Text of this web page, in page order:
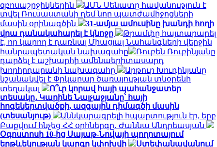
զբոսաշրջիկներին
ԱՄՆ Սենատը հավանություն է
տվել Ռուսաստանի դեմ նոր պատժամիջոցների
մասին օրինագծին
31-ամյա ամուսինը խանդի հողի
վրա դանակահարել է կնոջը
Թրամփը հայտարարել
է, որ կարող է դառնալ Միացյալ Նահանգների վերջին
հանրապետական ​​նախագահը
Ռուբեն Ռուբինյանը
դարձել է աշխարհի ամենաերիտասարդ
խորհրդարանի նախագահը
Արթուր Խուդինյանը
նշանակվել է Փրկարար ծառայության տնօրենի
տեղակալ
Ո՞ւր կորավ հայի պահանջատեր
տեսակը․ Կարինե Նալչաջյանը՝ հայի
հոգեկերտվածքի, ազգային դիմագծի մասին
(տեսանյութ)
Աննկարագրելի հպարտություն էր, երբ
Բաքվում հնչեց ՀՀ օրհներգը․ Ժաննա Անդրեասյան
Օգոստոսի 10-ից Սայաթ-Նովայի պողոտայում
երթևեկության կարգը կփոխվի
Ստեփանավանում